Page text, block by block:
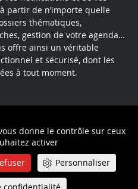
donne le contrôle sur ceux
activer
Personnaliser
confidentialité
partir de n’importe quelle
thématiques,
gestion de votre agenda…
offre ainsi un véritable
et sécurisé, dont les
à tout moment.
confidentialité